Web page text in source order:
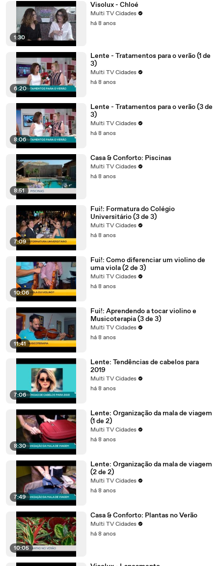
1:30
Visolux - Chloé
Multi TV Cidades
há 8 anos
6:20
Lente - Tratamentos para o verão (1 de
3)
Multi TV Cidades
há 8 anos
8:06
Lente - Tratamentos para o verão (3 de
3)
Multi TV Cidades
há 8 anos
8:51
Casa & Conforto: Piscinas
Multi TV Cidades
há 8 anos
7:09
Fui!: Formatura do Colégio
Universitário (3 de 3)
Multi TV Cidades
há 8 anos
10:06
Fui!: Como diferenciar um violino de
uma viola (2 de 3)
Multi TV Cidades
há 8 anos
11:41
Fui!: Aprendendo a tocar violino e
Musicoterapia (3 de 3)
Multi TV Cidades
há 8 anos
7:06
Lente: Tendências de cabelos para
2019
Multi TV Cidades
há 8 anos
8:30
Lente: Organização da mala de viagem
(1 de 2)
Multi TV Cidades
há 8 anos
7:49
Lente: Organização da mala de viagem
(2 de 2)
Multi TV Cidades
há 8 anos
10:05
Casa & Conforto: Plantas no Verão
Multi TV Cidades
há 8 anos